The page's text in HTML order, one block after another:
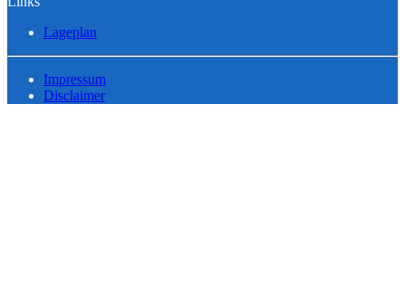
Lageplan
Impressum
Disclaimer